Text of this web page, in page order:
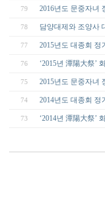
79 2016년도 문중자녀
78 담양대제와 조양사
77 2015년도 대종회 정
76 ‘2015년 潭陽大祭’
75 2015년도 문중자녀
74 2014년도 대종회 정
73 ‘2014년 潭陽大祭’